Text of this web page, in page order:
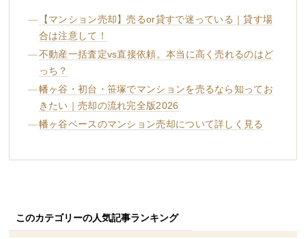
【マンション売却】売るor貸すで迷っている｜貸す場
合は注意して！
不動産一括査定vs直接依頼。本当に高く売れるのはど
っち？
幡ヶ谷・初台・笹塚でマンションを売るなら知ってお
きたい｜売却の流れ完全版2026
幡ヶ谷ベースのマンション売却について詳しく見る
このカテゴリーの人気記事ランキング